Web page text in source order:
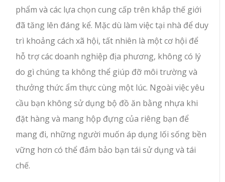
phẩm và các lựa chọn cung cấp trên khắp thế giới
đã tăng lên đáng kể. Mặc dù làm việc tại nhà để duy
trì khoảng cách xã hội, tất nhiên là một cơ hội để
hỗ trợ các doanh nghiệp địa phương, không có lý
do gì chúng ta không thể giúp đỡ môi trường và
thưởng thức ẩm thực cùng một lúc. Ngoài việc yêu
cầu bạn không sử dụng bộ đồ ăn bằng nhựa khi
đặt hàng và mang hộp đựng của riêng bạn để
mang đi, những người muốn áp dụng lối sống bền
vững hơn có thể đảm bảo bạn tái sử dụng và tái
chế.